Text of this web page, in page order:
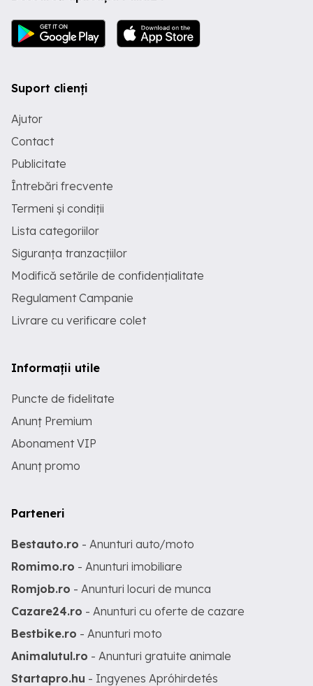
Suport clienți
Ajutor
Contact
Publicitate
Întrebări frecvente
Termeni și condiții
Lista categoriilor
Siguranța tranzacțiilor
Modifică setările de confidențialitate
Regulament Campanie
Livrare cu verificare colet
Informații utile
Puncte de fidelitate
Anunț Premium
Abonament VIP
Anunț promo
Parteneri
Bestauto.ro - Anunturi auto/moto
Romimo.ro - Anunturi imobiliare
Romjob.ro - Anunturi locuri de munca
Cazare24.ro - Anunturi cu oferte de cazare
Bestbike.ro - Anunturi moto
Animalutul.ro - Anunturi gratuite animale
Startapro.hu - Ingyenes Apróhirdetés